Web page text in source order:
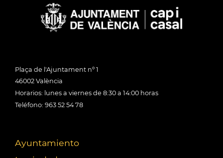
Plaça de l'Ajuntament nº 1
46002 València
Horarios: lunes a viernes de 8:30 a 14:00 horas
Teléfono: 963 52 54 78
Ayuntamiento